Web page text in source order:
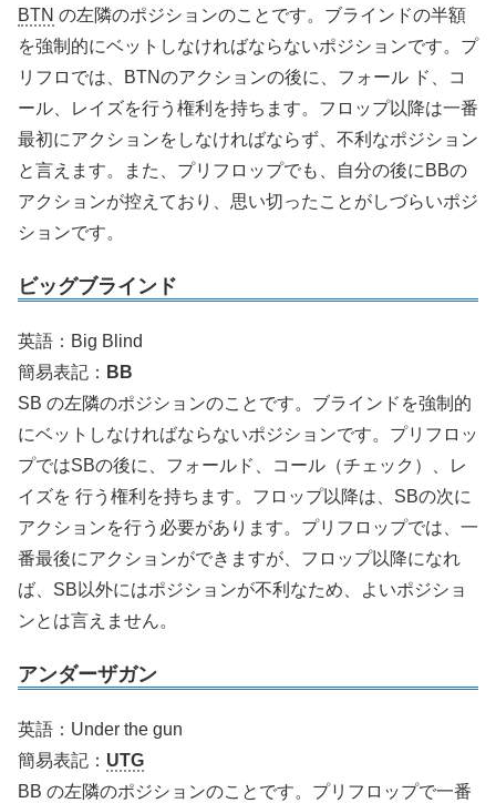
BTN の左隣のポジションのことです。ブラインドの半額
を強制的にベットしなければならないポジションです。プ
リフロでは、BTNのアクションの後に、フォール ド、コ
ール、レイズを行う権利を持ちます。フロップ以降は一番
最初にアクションをしなければならず、不利なポジション
と言えます。また、プリフロップでも、自分の後にBBの
アクションが控えており、思い切ったことがしづらいポジ
ションです。
ビッグブラインド
英語：Big Blind
簡易表記： BB
SB の左隣のポジションのことです。ブラインドを強制的
にベットしなければならないポジションです。プリフロッ
プではSBの後に、フォールド、コール（チェック）、レ
イズを 行う権利を持ちます。フロップ以降は、SBの次に
アクションを行う必要があります。プリフロップでは、一
番最後にアクションができますが、フロップ以降になれ
ば、SB以外にはポジションが不利なため、よいポジショ
ンとは言えません。
アンダーザガン
英語：Under the gun
簡易表記： UTG
BB の左隣のポジションのことです。プリフロップで一番